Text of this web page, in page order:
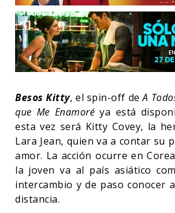
Besos Kitty, el spin-off deA
que Me Enamoré ya está
esta vez será Kitty Covey, la
Lara Jean, quien va a contar su
amor. La acción ocurre en
la joven va al país asiático
intercambio y de paso conocer
distancia.